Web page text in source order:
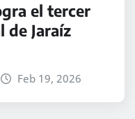
el tercer
de Jaraíz
Feb 19, 2026